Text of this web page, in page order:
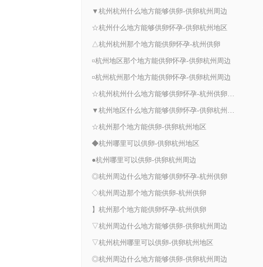
▼杭州杭州什么地方能够供卵-供卵杭州周边
☆杭州什么地方能够供卵怀孕-供卵杭州地区
△杭州杭州那个地方能供卵怀孕-杭州供卵
¤杭州地区那个地方能供卵怀孕-供卵杭州周边
¤杭州杭州那个地方能供卵怀孕-供卵杭州周边
☆杭州杭州什么地方能够供卵怀孕-杭州供卵机构
▼杭州地区什么地方能够供卵怀孕-供卵杭州周边
☆杭州那个地方能供卵-供卵杭州地区
◆杭州哪里可以供卵-供卵杭州地区
●杭州哪里可以供卵-供卵杭州周边
◎杭州周边什么地方能够供卵怀孕-杭州供卵
◇杭州周边那个地方能供卵-杭州供卵
】杭州那个地方能供卵怀孕-杭州供卵
▽杭州周边什么地方能够供卵-供卵杭州周边
▽杭州杭州哪里可以供卵-供卵杭州地区
◎杭州周边什么地方能够供卵-供卵杭州周边